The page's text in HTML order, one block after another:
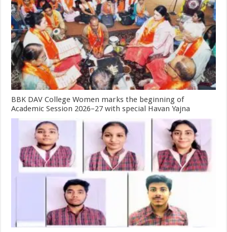
BBK DAV College Women marks the beginning of
Academic Session 2026–27 with special Havan Yajna